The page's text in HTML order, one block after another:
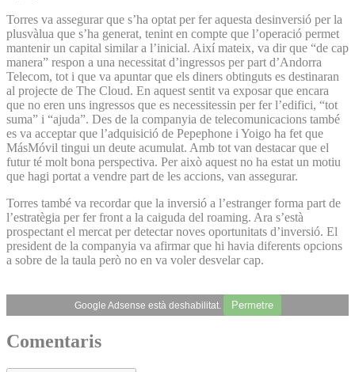
Torres va assegurar que s’ha optat per fer aquesta desinversió per la
plusvàlua que s’ha generat, tenint en compte que l’operació permet
mantenir un capital similar a l’inicial. Així mateix, va dir que “de cap
manera” respon a una necessitat d’ingressos per part d’Andorra
Telecom, tot i que va apuntar que els diners obtinguts es destinaran
al projecte de The Cloud. En aquest sentit va exposar que encara
que no eren uns ingressos que es necessitessin per fer l’edifici, “tot
suma” i “ajuda”. Des de la companyia de telecomunicacions també
es va acceptar que l’adquisició de Pepephone i Yoigo ha fet que
MásMóvil tingui un deute acumulat. Amb tot van destacar que el
futur té molt bona perspectiva. Per això aquest no ha estat un motiu
que hagi portat a vendre part de les accions, van assegurar.
Torres també va recordar que la inversió a l’estranger forma part de
l’estratègia per fer front a la caiguda del roaming. Ara s’està
prospectant el mercat per detectar noves oportunitats d’inversió. El
president de la companyia va afirmar que hi havia diferents opcions
a sobre de la taula però no en va voler desvelar cap.
Google Adsense està deshabilitat. Permetre
Comentaris